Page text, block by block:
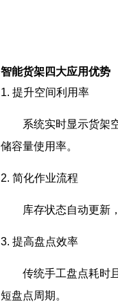
智能货架四大应用优势
1. 提升空间利用率
系统实时显示货架空
储容量使用率。
2. 简化作业流程
库存状态自动更新，
3. 提高盘点效率
传统手工盘点耗时且
短盘点周期。